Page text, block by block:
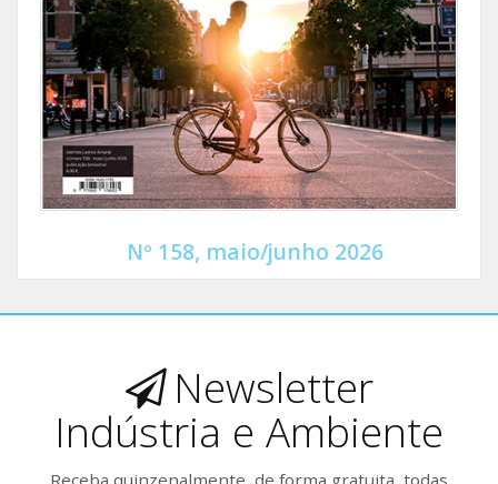
Nº 158, maio/junho 2026
Newsletter
Indústria e Ambiente